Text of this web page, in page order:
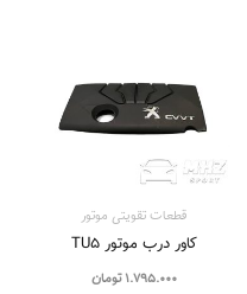
قطعات تقویتی موتور
کاور درب موتور TU5
1.795.000تومان